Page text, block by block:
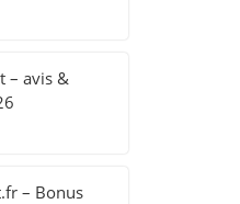
– avis &
– Bonus